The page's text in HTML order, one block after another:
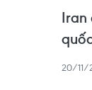
Iran
20/11/